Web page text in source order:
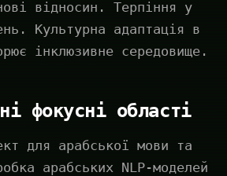
відносин. Терпіння у
Культурна адаптація в
інклюзивне середовище.
фокусні області
для арабської мови та
арабських NLP-моделей